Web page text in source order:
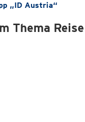
„ID Austria“
Thema Reise